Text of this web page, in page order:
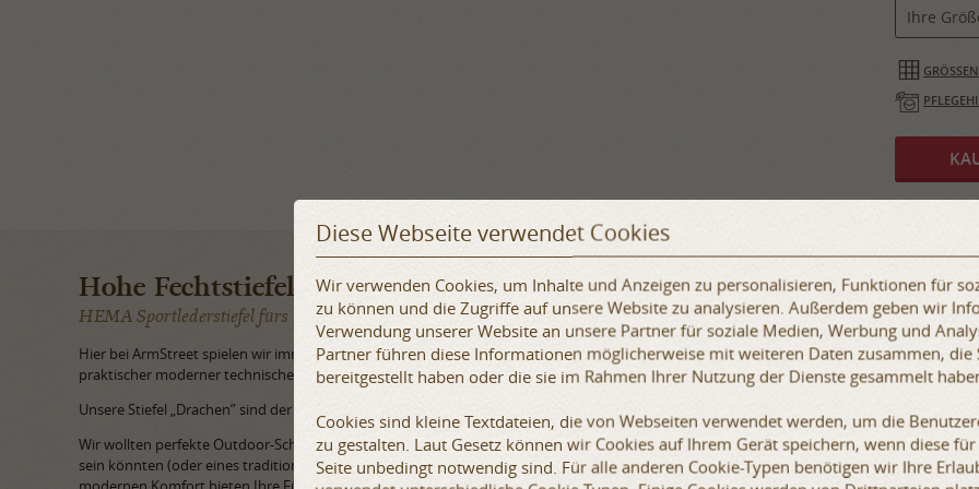
Ihre
Hohe Fechtstiefel „Drachen“
HEMA Sportlederstiefel fürs Fechten
Hier bei ArmStreet spielen wir immer gerne mit der Mischung traditioneller historischer Designs, fantasievoller Ästhetik und
praktischer moderner technischer Lösungen.
Unsere Stiefel „Drachen” sind der nächste Schritt desselben Spiels.
Wir wollten perfekte Outdoor-Schwertkampfstiefel bauen, die knallhart aussehen und Teil eines Fantasy- oder Sci-Fi-Kostüms
sein könnten (oder eines traditionelleren, wenn Sie sie in einer einfarbigen Heritage-Version bestellen) und außerdem nicht nur
Diese Webseite verwendet Cookies
Wir verwenden Cookies, um Inhalte und Anzeigen zu personalisieren, Funktionen für
zu können und die Zugriffe auf unsere Website zu analysieren. Außerdem geben wir
Verwendung unserer Website an unsere Partner für soziale Medien, Werbung und
Partner führen diese Informationen möglicherweise mit weiteren Daten zusammen, die
bereitgestellt haben oder die sie im Rahmen Ihrer Nutzung der Dienste gesammelt
Cookies sind kleine Textdateien, die von Webseiten verwendet werden, um die
zu gestalten. Laut Gesetz können wir Cookies auf Ihrem Gerät speichern, wenn diese
Seite unbedingt notwendig sind. Für alle anderen Cookie-Typen benötigen wir Ihre